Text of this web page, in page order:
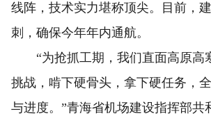
线阵，技术实力堪称顶尖。目前，
刺，确保今年年内通航。
“为抢抓工期，我们直面高原高
挑战，啃下硬骨头，拿下硬任务，
与进度。”青海省机场建设指挥部共